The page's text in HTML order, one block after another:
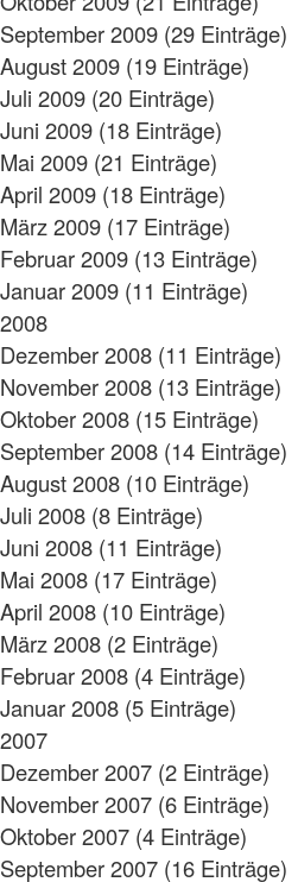
September 2009 (29 Einträge)
August 2009 (19 Einträge)
Juli 2009 (20 Einträge)
Juni 2009 (18 Einträge)
Mai 2009 (21 Einträge)
April 2009 (18 Einträge)
März 2009 (17 Einträge)
Februar 2009 (13 Einträge)
Januar 2009 (11 Einträge)
2008
Dezember 2008 (11 Einträge)
November 2008 (13 Einträge)
Oktober 2008 (15 Einträge)
September 2008 (14 Einträge)
August 2008 (10 Einträge)
Juli 2008 (8 Einträge)
Juni 2008 (11 Einträge)
Mai 2008 (17 Einträge)
April 2008 (10 Einträge)
März 2008 (2 Einträge)
Februar 2008 (4 Einträge)
Januar 2008 (5 Einträge)
2007
Dezember 2007 (2 Einträge)
November 2007 (6 Einträge)
Oktober 2007 (4 Einträge)
September 2007 (16 Einträge)